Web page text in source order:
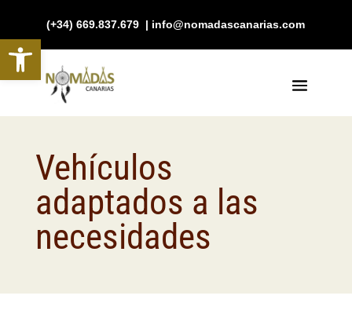
Abrir barra de herramientas
(+34) 669.837.679 | info@nomadascanarias.com
Vehículos
adaptados a las
necesidades